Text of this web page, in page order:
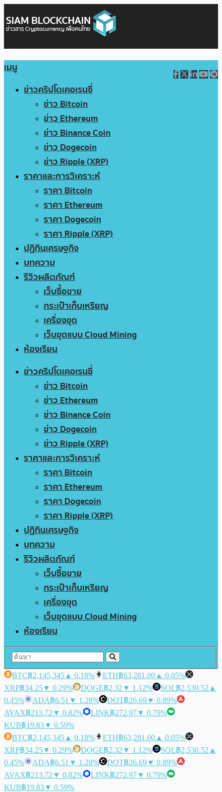
เมนู
ข่าวคริปโตเคอเรนซี่
ข่าว Bitcoin
ข่าว Ethereum
ข่าว Binance Coin
ข่าว Dogecoin
ข่าว Ripple (XRP)
ราคาและการวิเคราะห์
ราคา Bitcoin
ราคา Ethereum
ราคา Dogecoin
ราคา Ripple (XRP)
ปฏิทินเศรษฐกิจ
บทความ
รีวิวผลิตภัณฑ์
เว็บซื้อขาย
กระเป๋าเก็บเหรียญ
เครื่องขุด
เว็บขุดแบบ Cloud Mining
ห้องเรียน
ข่าวคริปโตเคอเรนซี่
ข่าว Bitcoin
ข่าว Ethereum
ข่าว Binance Coin
ข่าว Dogecoin
ข่าว Ripple (XRP)
ราคาและการวิเคราะห์
ราคา Bitcoin
ราคา Ethereum
ราคา Dogecoin
ราคา Ripple (XRP)
ปฏิทินเศรษฐกิจ
บทความ
รีวิวผลิตภัณฑ์
เว็บซื้อขาย
กระเป๋าเก็บเหรียญ
เครื่องขุด
เว็บขุดแบบ Cloud Mining
ห้องเรียน
BTC฿2,145,345 ▲ 0.18% ETH฿63,281.00 ▲ 0.05%
XRP฿34.25▼ 0.29% DOGE฿2.32 ▼ 1.12% SOL฿2,530.52 ▲
0.45%
ADA฿6.51 ▼ 1.28% DOT฿26.69▼ 0.89%
AVAX฿213.72 ▼ 0.82% LINK฿272.97▼ 0.79%
KUB฿19.83▼ 0.59%
BTC฿2,145,345 ▲ 0.18% ETH฿63,281.00 ▲ 0.05%
XRP฿34.25▼ 0.29% DOGE฿2.32 ▼ 1.12% SOL฿2,530.52 ▲
0.45%
ADA฿6.51 ▼ 1.28% DOT฿26.69▼ 0.89%
AVAX฿213.72 ▼ 0.82% LINK฿272.97▼ 0.79%
KUB฿19.83▼ 0.59%